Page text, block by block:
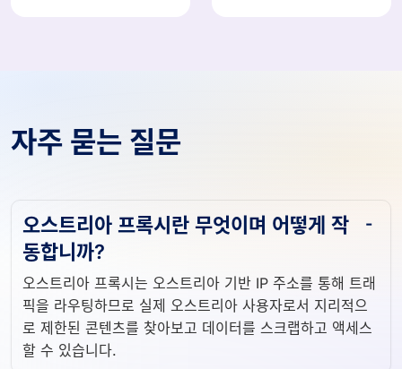
자주 묻는 질문
오스트리아 프록시란 무엇이며 어떻게 작
동합니까?
오스트리아 프록시는 오스트리아 기반 IP 주소를 통해 트래
픽을 라우팅하므로 실제 오스트리아 사용자로서 지리적으
로 제한된 콘텐츠를 찾아보고 데이터를 스크랩하고 액세스
할 수 있습니다.